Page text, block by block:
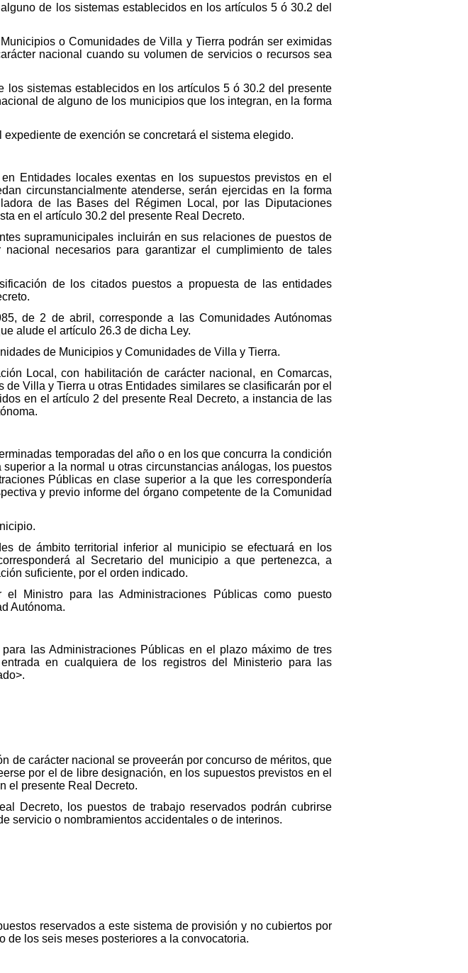
de los sistemas establecidos en los artículos 5 ó 30.2 del
o Comunidades de Villa y Tierra podrán ser eximidas
nacional cuando su volumen de servicios o recursos sea
sistemas establecidos en los artículos 5 ó 30.2 del presente
de alguno de los municipios que los integran, en la forma
de exención se concretará el sistema elegido.
Entidades locales exentas en los supuestos previstos en el
circunstancialmente atenderse, serán ejercidas en la forma
de las Bases del Régimen Local, por las Diputaciones
en el artículo 30.2 del presente Real Decreto.
supramunicipales incluirán en sus relaciones de puestos de
necesarios para garantizar el cumplimiento de tales
de los citados puestos a propuesta de las entidades
de 2 de abril, corresponde a las Comunidades Autónomas
alude el artículo 26.3 de dicha Ley.
de Municipios y Comunidades de Villa y Tierra.
Local, con habilitación de carácter nacional, en Comarcas,
Villa y Tierra u otras Entidades similares se clasificarán por el
en el artículo 2 del presente Real Decreto, a instancia de las
temporadas del año o en los que concurra la condición
a la normal u otras circunstancias análogas, los puestos
Públicas en clase superior a la que les correspondería
y previo informe del órgano competente de la Comunidad
de ámbito territorial inferior al municipio se efectuará en los
al Secretario del municipio a que pertenezca, a
suficiente, por el orden indicado.
Ministro para las Administraciones Públicas como puesto
Autónoma.
las Administraciones Públicas en el plazo máximo de tres
en cualquiera de los registros del Ministerio para las
de carácter nacional se proveerán por concurso de méritos, que
por el de libre designación, en los supuestos previstos en el
el presente Real Decreto.
Decreto, los puestos de trabajo reservados podrán cubrirse
servicio o nombramientos accidentales o de interinos.
reservados a este sistema de provisión y no cubiertos por
de los seis meses posteriores a la convocatoria.